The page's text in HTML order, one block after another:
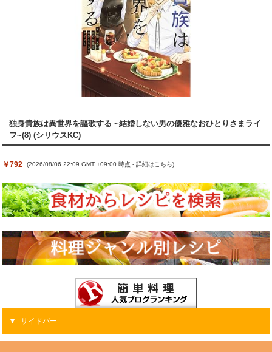
独身貴族は異世界を謳歌する ~結婚しない男の優雅なおひとりさまライ
フ~(8) (シリウスKC)
￥792 (2026/08/06 22:09 GMT +09:00 時点 - 詳細はこちら)
サイドバー